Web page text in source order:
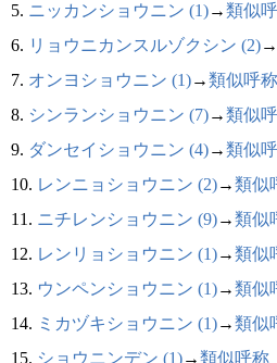
5. ニッカンショウニン (1)→類似
6. リョウニカンスルゾクシン (2)→
7. オンヨショウニン (1)→類似呼称
8. シンランショウニン (7)→類似
9. ダンセイショウニン (4)→類似
10. レンニョショウニン (2)→類似
11. ニチレンショウニン (9)→類似
12. レンリョショウニン (1)→類似
13. ウンペンショウニン (1)→類似
14. ミカヅキショウニン (1)→類似
15. ショウニンデン (1)→類似呼称